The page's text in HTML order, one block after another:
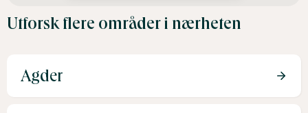
Utforsk flere områder i nærheten
Agder